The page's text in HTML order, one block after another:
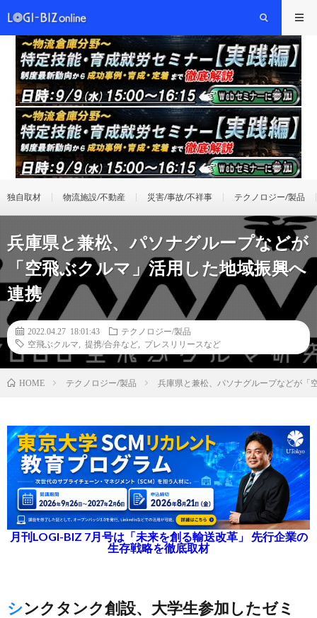
独自取材 物流施設/不動産 災害/事故/不祥事 テクノロジー/製品
兵庫県と兼松、パソナグループなどが
「空飛ぶクルマ」活用した地域振興へ
連携
2022.04.27 18:01:43
テクノロジー/製品
空飛ぶクルマ
提携/合弁など プレスリリースなど
HOME テクノロジー/製品 兵庫県と兼松、パソナグループなどが「
月刊LOGI-BIZ 7月号は「未来を創る輸送改革」 先行企業の
生存戦略を徹底取材
シンクタンク創設、大学生参加したゼミ